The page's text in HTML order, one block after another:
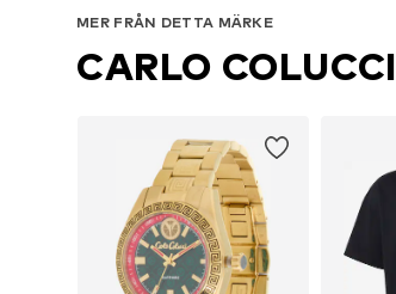
MER FRÅN DETTA MÄRKE
CARLO COLUCCI